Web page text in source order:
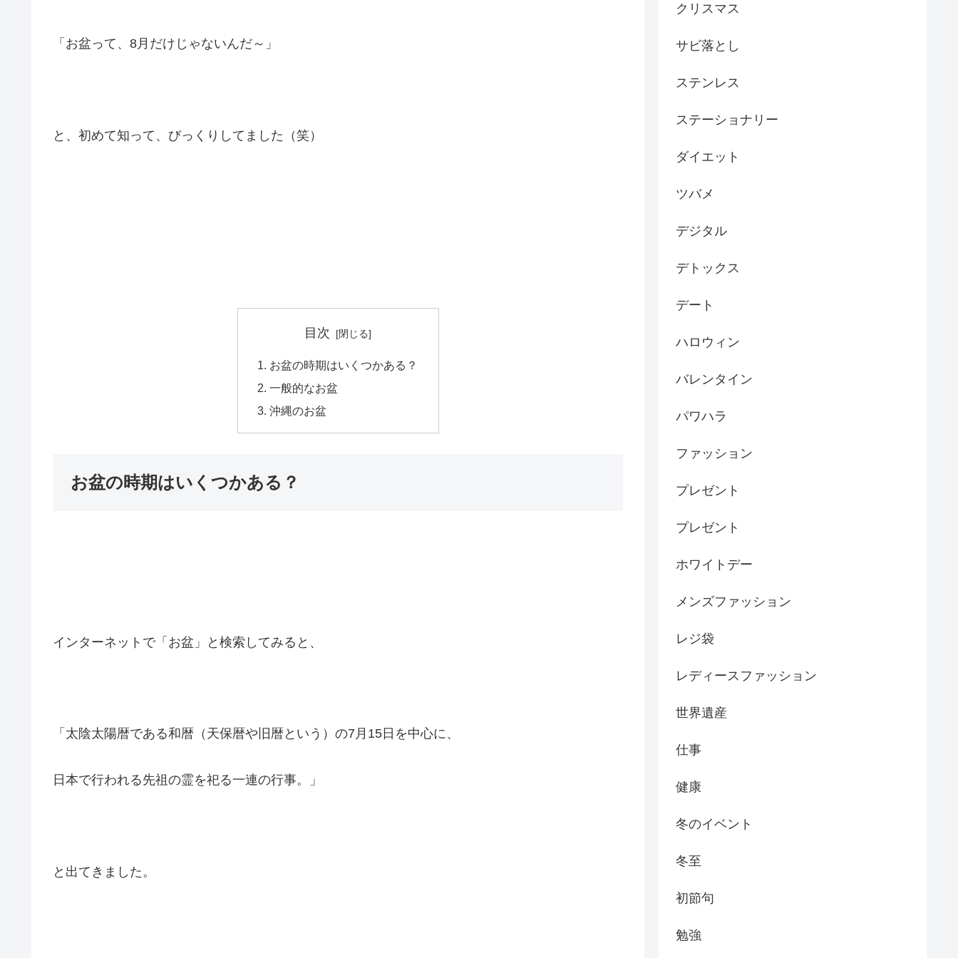
「お盆って、8月だけじゃないんだ～」
と、初めて知って、びっくりしてました（笑）
目次
お盆の時期はいくつかある？
一般的なお盆
沖縄のお盆
お盆の時期はいくつかある？
インターネットで「お盆」と検索してみると、
「太陰太陽暦である和暦（天保暦や旧暦という）の7月15日を中心に、
日本で行われる先祖の霊を祀る一連の行事。」
と出てきました。
クリスマス
サビ落とし
ステンレス
ステーショナリー
ダイエット
ツバメ
デジタル
デトックス
デート
ハロウィン
バレンタイン
パワハラ
ファッション
プレゼント
プレゼント
ホワイトデー
メンズファッション
レジ袋
レディースファッション
世界遺産
仕事
健康
冬のイベント
冬至
初節句
勉強